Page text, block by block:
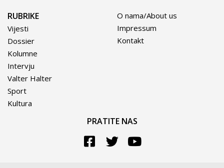
RUBRIKE
Vijesti
Dossier
Kolumne
Intervju
Valter Halter
Sport
Kultura
O nama/About us
Impressum
Kontakt
PRATITE NAS